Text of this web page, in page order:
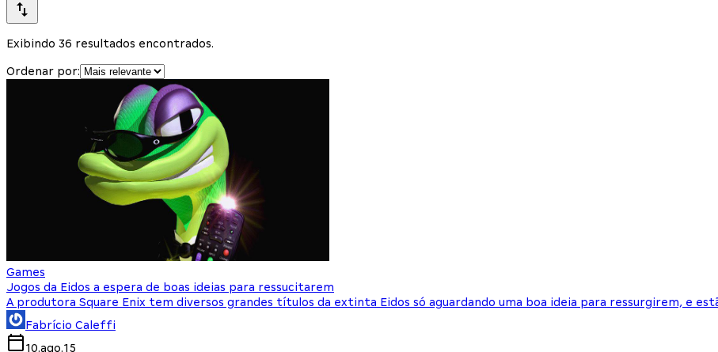
Exibindo 36 resultados encontrados.
Ordenar por:
Games
Jogos da Eidos a espera de boas ideias para ressucitarem
A produtora Square Enix tem diversos grandes títulos da extinta Eidos só aguardando uma boa ideia para ressurgirem, e
Fabrício Caleffi
10.ago.15